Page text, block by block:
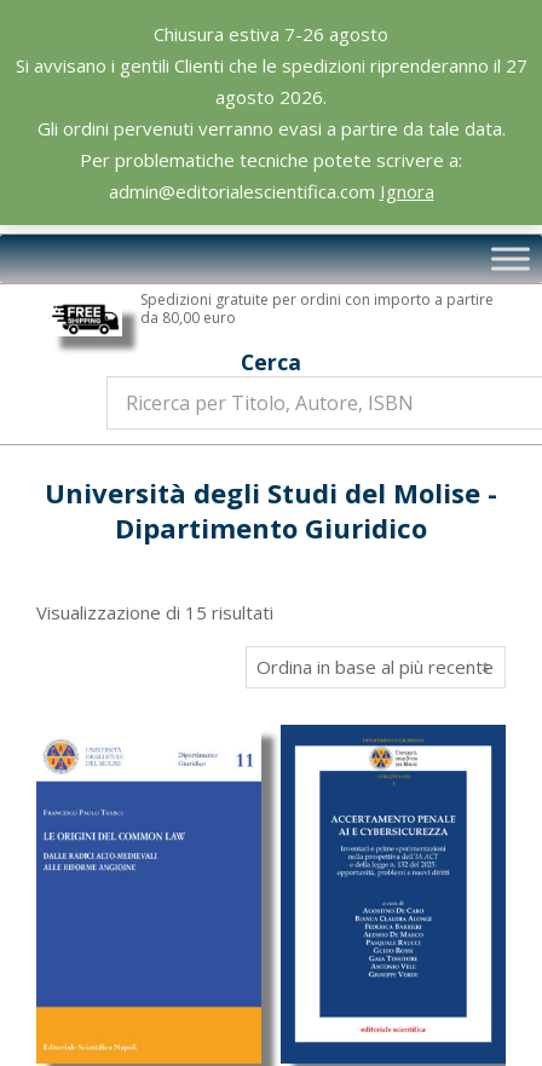
Chiusura estiva 7-26 agosto
Si avvisano i gentili Clienti che le spedizioni riprenderanno il 27
agosto 2026.
Gli ordini pervenuti verranno evasi a partire da tale data.
Per problematiche tecniche potete scrivere a:
admin@editorialescientifica.com Ignora
content
Editoriale
Scientifica
Primary
Navigation
Spedizioni gratuite per ordini con importo a partire
da 80,00 euro
Cerca
Università degli Studi del Molise -
Dipartimento Giuridico
Visualizzazione di 15 risultati
in
base
più
recente